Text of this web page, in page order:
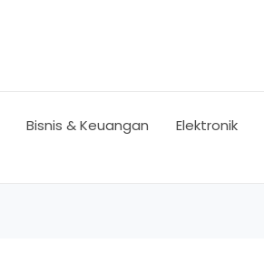
Bisnis & Keuangan Elektronik